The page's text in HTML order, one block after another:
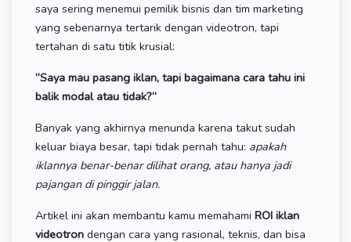
saya sering menemui pemilik bisnis dan tim marketing
yang sebenarnya tertarik dengan videotron, tapi
tertahan di satu titik krusial:
“Saya mau pasang iklan, tapi bagaimana cara tahu ini
balik modal atau tidak?”
Banyak yang akhirnya menunda karena takut sudah
keluar biaya besar, tapi tidak pernah tahu: apakah
iklannya benar-benar dilihat orang, atau hanya jadi
pajangan di pinggir jalan.
Artikel ini akan membantu kamu memahami ROI iklan
videotron dengan cara yang rasional, teknis, dan bisa